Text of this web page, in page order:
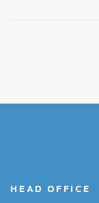
HEAD OFFICE